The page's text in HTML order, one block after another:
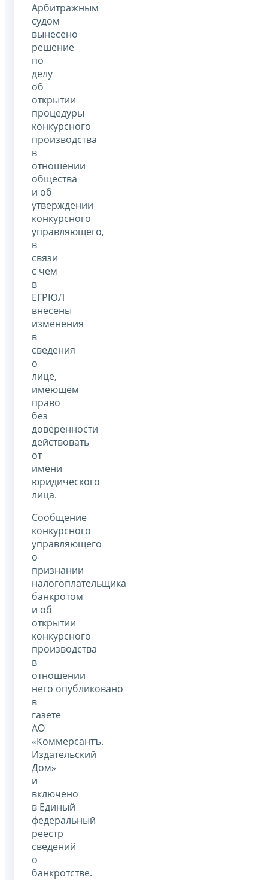
Арбитражным
судом
вынесено
решение
по
делу
об
открытии
процедуры
конкурсного
производства
в
отношении
общества
и об
утверждении
конкурсного
управляющего,
в
связи
с чем
в
ЕГРЮЛ
внесены
изменения
в
сведения
о
лице,
имеющем
право
без
доверенности
действовать
от
имени
юридического
лица.
Сообщение
конкурсного
управляющего
о
признании
налогоплательщика
банкротом
и об
открытии
конкурсного
производства
в
отношении
него опубликовано
в
газете
АО
«Коммерсантъ.
Издательский
Дом»
и
включено
в Единый
федеральный
реестр
сведений
о
банкротстве.